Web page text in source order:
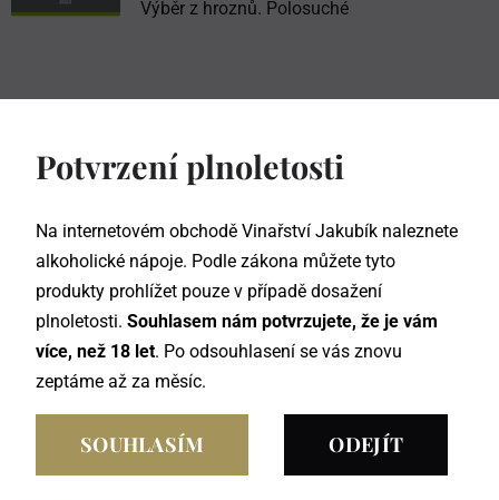
Výběr z hroznů. Polosuché
Rulandské bílé 2023
Pozdní sběr. Suché
Rulandské šedé 2023
199Kč
Potvrzení plnoletosti
Na internetovém obchodě Vinařství Jakubík naleznete
alkoholické nápoje. Podle zákona můžete tyto
produkty prohlížet pouze v případě dosažení
plnoletosti. Souhlasem nám potvrzujete, že je vám
více, než 18 let. Po odsouhlasení se vás znovu
zeptáme až za měsíc.
SOUHLASÍM ODEJÍT